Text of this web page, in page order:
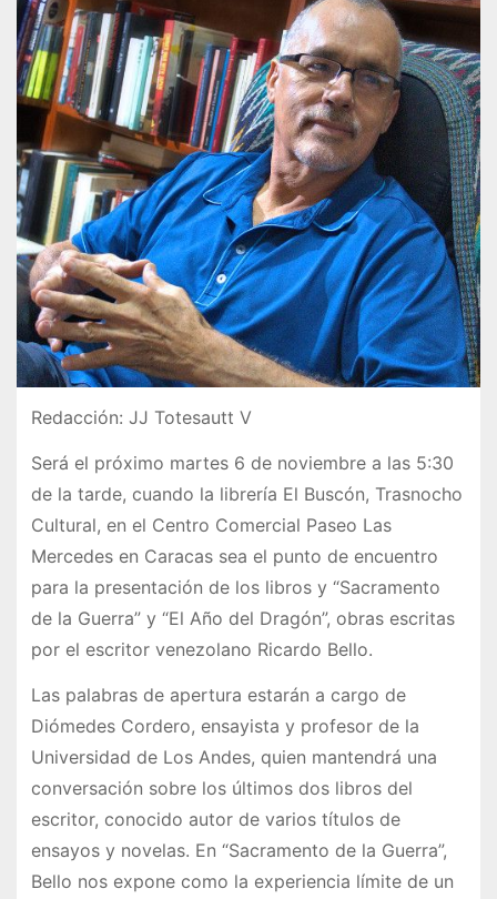
Redacción: JJ Totesautt V
Será el próximo martes 6 de noviembre a las 5:30
de la tarde, cuando la librería El Buscón, Trasnocho
Cultural, en el Centro Comercial Paseo Las
Mercedes en Caracas sea el punto de encuentro
para la presentación de los libros y “Sacramento
de la Guerra” y “El Año del Dragón”, obras escritas
por el escritor venezolano Ricardo Bello.
Las palabras de apertura estarán a cargo de
Diómedes Cordero, ensayista y profesor de la
Universidad de Los Andes, quien mantendrá una
conversación sobre los últimos dos libros del
escritor, conocido autor de varios títulos de
ensayos y novelas. En “Sacramento de la Guerra”,
Bello nos expone como la experiencia límite de un